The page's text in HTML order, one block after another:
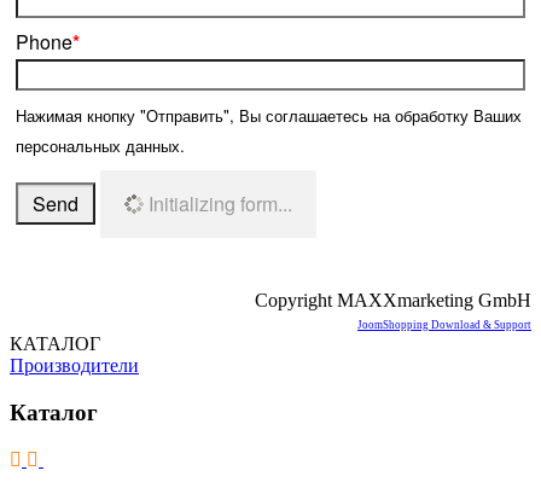
Phone*
Нажимая кнопку "Отправить", Вы соглашаетесь на обработку Ваших
персональных данных.
Send Initializing form...
Copyright MAXXmarketing GmbH
JoomShopping Download & Support
КАТАЛОГ
Производители
Каталог